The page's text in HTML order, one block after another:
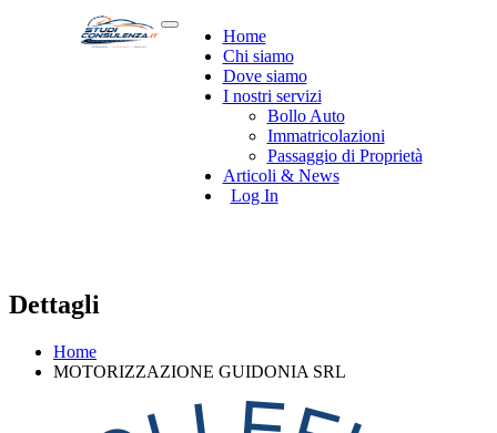
Home
Chi siamo
Dove siamo
I nostri servizi
Bollo Auto
Immatricolazioni
Passaggio di Proprietà
Articoli & News
Log In
Dettagli
Home
MOTORIZZAZIONE GUIDONIA SRL